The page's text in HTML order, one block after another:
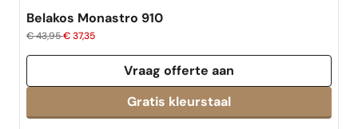
Belakos Monastro 910
€ 43,95€ 37,35
Vraag offerte aan